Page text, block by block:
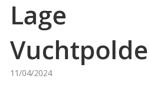
Lage
11/04/2024